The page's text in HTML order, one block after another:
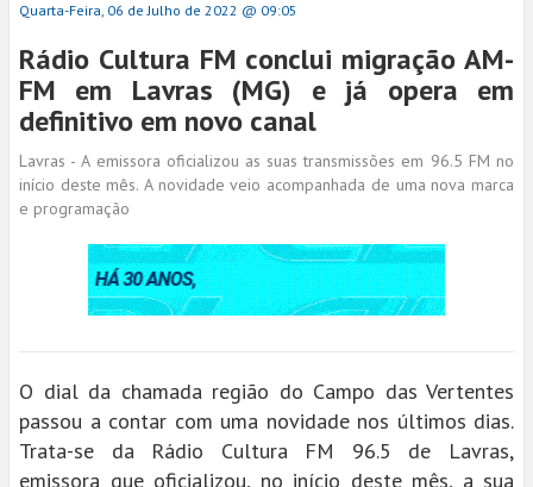
Quarta-Feira, 06 de Julho de 2022 @ 09:05
Rádio Cultura FM conclui migração AM-
FM em Lavras (MG) e já opera em
definitivo em novo canal
Lavras - A emissora oficializou as suas transmissões em 96.5 FM no
início deste mês. A novidade veio acompanhada de uma nova marca
e programação
O dial da chamada região do Campo das Vertentes
passou a contar com uma novidade nos últimos dias.
Trata-se da Rádio Cultura FM 96.5 de Lavras,
emissora que oficializou, no início deste mês, a sua